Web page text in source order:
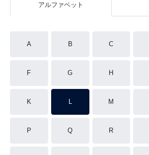
アルファベット
A B C
F G H
K L M
P Q R